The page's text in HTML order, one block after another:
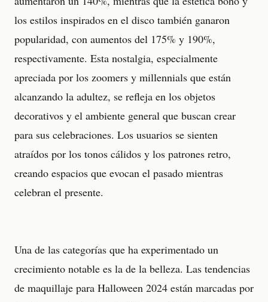
los estilos inspirados en el disco también ganaron
popularidad, con aumentos del 175% y 190%,
respectivamente. Esta nostalgia, especialmente
apreciada por los zoomers y millennials que están
alcanzando la adultez, se refleja en los objetos
decorativos y el ambiente general que buscan crear
para sus celebraciones. Los usuarios se sienten
atraídos por los tonos cálidos y los patrones retro,
creando espacios que evocan el pasado mientras
celebran el presente.
Una de las categorías que ha experimentado un
crecimiento notable es la de la belleza. Las tendencias
de maquillaje para Halloween 2024 están marcadas por